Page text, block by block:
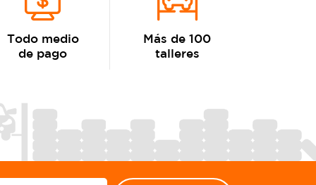
Todo medio
de pago
Más de 100
talleres